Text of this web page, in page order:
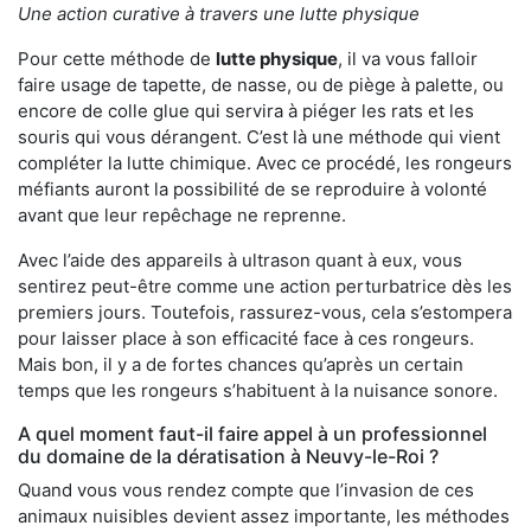
Une action curative à travers une lutte physique
Pour cette méthode de lutte physique, il va vous falloir
faire usage de tapette, de nasse, ou de piège à palette, ou
encore de colle glue qui servira à piéger les rats et les
souris qui vous dérangent. C’est là une méthode qui vient
compléter la lutte chimique. Avec ce procédé, les rongeurs
méfiants auront la possibilité de se reproduire à volonté
avant que leur repêchage ne reprenne.
Avec l’aide des appareils à ultrason quant à eux, vous
sentirez peut-être comme une action perturbatrice dès les
premiers jours. Toutefois, rassurez-vous, cela s’estompera
pour laisser place à son efficacité face à ces rongeurs.
Mais bon, il y a de fortes chances qu’après un certain
temps que les rongeurs s’habituent à la nuisance sonore.
A quel moment faut-il faire appel à un professionnel
du domaine de la dératisation à Neuvy-le-Roi ?
Quand vous vous rendez compte que l’invasion de ces
animaux nuisibles devient assez importante, les méthodes